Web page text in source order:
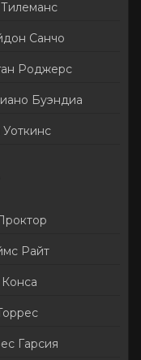
Санчо
Роджерс
Буэндиа
Райт
Гарсия